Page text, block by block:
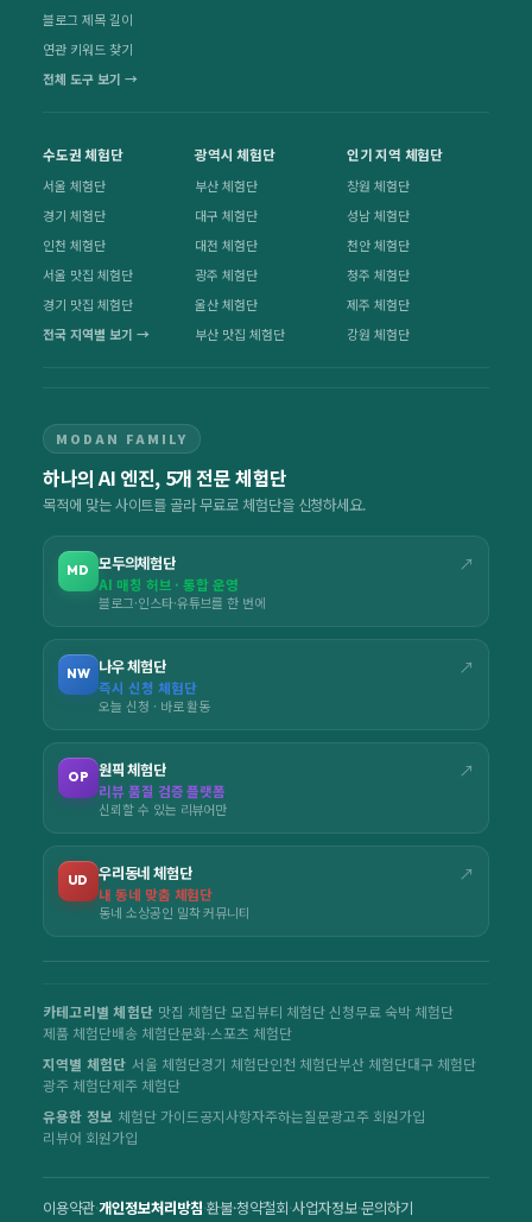
블로그 제목 길이
연관 키워드 찾기
전체 도구 보기 →
수도권 체험단
서울 체험단
경기 체험단
인천 체험단
서울 맛집 체험단
경기 맛집 체험단
전국 지역별 보기 →
광역시 체험단
부산 체험단
대구 체험단
대전 체험단
광주 체험단
울산 체험단
부산 맛집 체험단
인기 지역 체험단
창원 체험단
성남 체험단
천안 체험단
청주 체험단
제주 체험단
강원 체험단
MODAN FAMILY
하나의 AI 엔진, 5개 전문 체험단
목적에 맞는 사이트를 골라 무료로 체험단을 신청하세요.
MD 모두의체험단 ↗
AI 매칭 허브 · 통합 운영
블로그·인스타·유튜브를 한 번에
NW 나우 체험단 ↗
즉시 신청 체험단
오늘 신청 · 바로 활동
OP 원픽 체험단 ↗
리뷰 품질 검증 플랫폼
신뢰할 수 있는 리뷰어만
UD 우리동네 체험단 ↗
내 동네 맞춤 체험단
동네 소상공인 밀착 커뮤니티
카테고리별 체험단 맛집 체험단 모집뷰티 체험단 신청무료 숙박 체험단
제품 체험단배송 체험단문화·스포츠 체험단
지역별 체험단 서울 체험단경기 체험단인천 체험단부산 체험단대구 체험단
광주 체험단제주 체험단
유용한 정보 체험단 가이드공지사항자주하는질문광고주 회원가입
리뷰어 회원가입
이용약관·개인정보처리방침·환불·청약철회·사업자정보·문의하기